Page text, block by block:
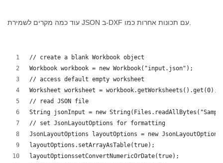
// create a blank Workbook object
Workbook workbook = new Workbook("input.json");
// access default empty worksheet
Worksheet worksheet = workbook.getWorksheets().get(0);
// read JSON file
String jsonInput = new
// set JsonLayoutOptions for formatting
JsonLayoutOptions layoutOptions = new
layoutOptions.setArrayAsTable(true);
layoutOptionssetConvertNumericOrDate(true);